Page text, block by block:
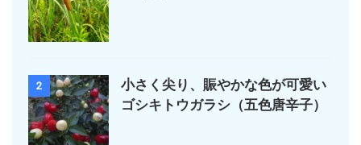
2
小さく尖り、賑やかな色が可愛い
ゴシキトウガラシ（五色唐辛子）